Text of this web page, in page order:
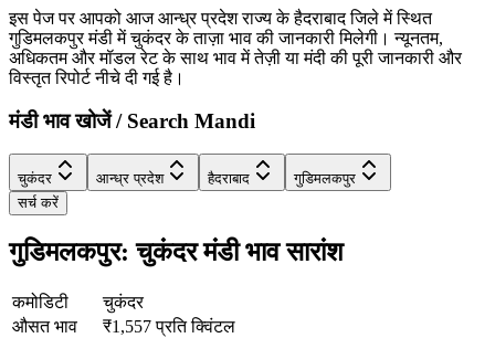
इस पेज पर आपको आज आन्ध्र प्रदेश राज्य के हैदराबाद जिले में स्थित
गुडिमलकपुर मंडी में चुकंदर के ताज़ा भाव की जानकारी मिलेगी। न्यूनतम,
अधिकतम और मॉडल रेट के साथ भाव में तेज़ी या मंदी की पूरी जानकारी और
विस्तृत रिपोर्ट नीचे दी गई है।
मंडी भाव खोजें / Search Mandi
चुकंदर आन्ध्र प्रदेश हैदराबाद
गुडिमलकपुर
सर्च करें
गुडिमलकपुर: चुकंदर मंडी भाव सारांश
कमोडिटी
चुकंदर
औसत भाव
₹1,557 प्रति क्विंटल